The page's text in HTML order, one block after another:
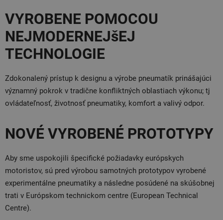
VYROBENE POMOCOU
NEJMODERNEJšEJ
TECHNOLOGIE
Zdokonalený prístup k designu a výrobe pneumatík prinášajúci
významný pokrok v tradične konfliktných oblastiach výkonu; tj
ovládateľnosť, životnosť pneumatiky, komfort a valivý odpor.
NOVÉ VYROBENÉ PROTOTYPY
Aby sme uspokojili špecifické požiadavky európskych
motoristov, sú pred výrobou samotných prototypov vyrobené
experimentálne pneumatiky a následne posúdené na skúšobnej
trati v Európskom technickom centre (European Technical
Centre).